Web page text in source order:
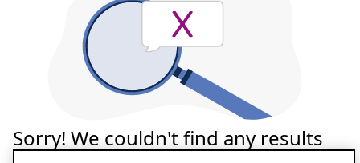
Sorry! We couldn't find any results